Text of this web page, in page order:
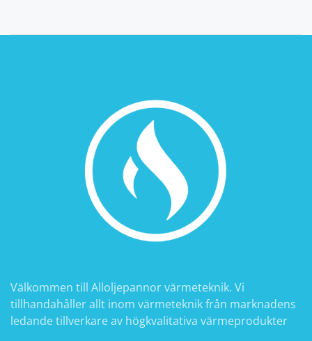
Välkommen till Alloljepannor värmeteknik. Vi
tillhandahåller allt inom värmeteknik från marknadens
ledande tillverkare av högkvalitativa värmeprodukter